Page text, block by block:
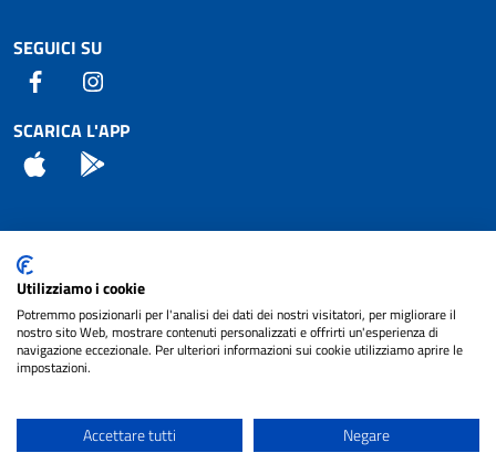
SEGUICI SU
Facebook
SCARICA L'APP
App Store
Attuazione Misure PNRR
Piano di miglioramento del sito
Note legali
cura diNET SMART
Utilizziamo i cookie
Potremmo posizionarli per l'analisi dei dati dei nostri visitatori, per migliorare il
nostro sito Web, mostrare contenuti personalizzati e offrirti un'esperienza di
navigazione eccezionale. Per ulteriori informazioni sui cookie utilizziamo aprire le
impostazioni.
Accettare tutti Negare